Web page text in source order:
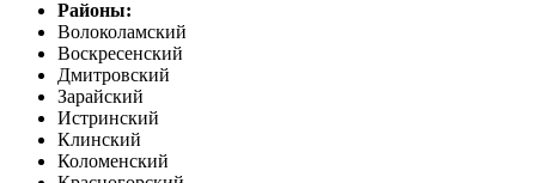
Районы:
Волоколамский
Воскресенский
Дмитровский
Зарайский
Истринский
Клинский
Коломенский